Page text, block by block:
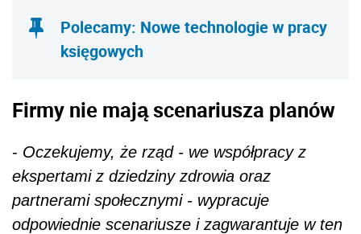
Polecamy: Nowe technologie w pracy
księgowych
Firmy nie mają scenariusza planów
- Oczekujemy, że rząd - we współpracy z
ekspertami z dziedziny zdrowia oraz
partnerami społecznymi - wypracuje
odpowiednie scenariusze i zagwarantuje w ten